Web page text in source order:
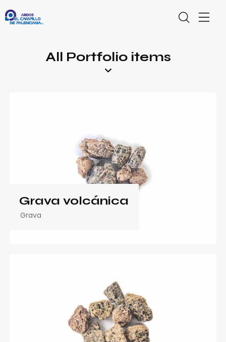
All Portfolio items
Grava volcánica
Grava